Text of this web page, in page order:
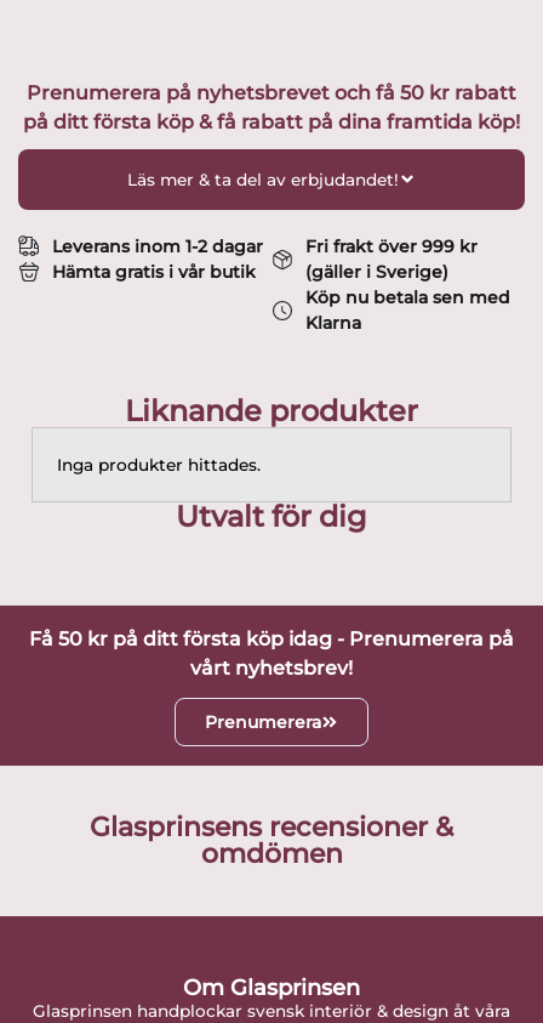
Prenumerera på nyhetsbrevet och få 50 kr rabatt
på ditt första köp & få rabatt på dina framtida köp!
Läs mer & ta del av erbjudandet!
Leverans inom 1-2 dagar
Hämta gratis i vår butik
Fri frakt över 999 kr
(gäller i Sverige)
Köp nu betala sen med
Klarna
Liknande produkter
Inga produkter hittades.
Utvalt för dig
Få 50 kr på ditt första köp idag - Prenumerera på
vårt nyhetsbrev!
Prenumerera
Glasprinsens recensioner &
omdömen
Om Glasprinsen
Glasprinsen handplockar svensk interiör & design åt våra